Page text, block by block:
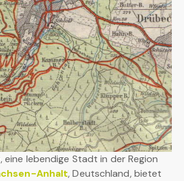
, eine lebendige Stadt in der Region
Anhalt, Deutschland, bietet